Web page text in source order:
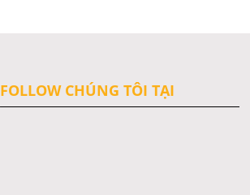
FOLLOW CHÚNG TÔI TẠI